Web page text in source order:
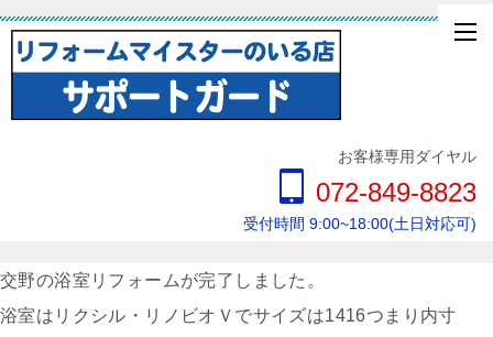
お客様専用ダイヤル
072-849-8823
受付時間 9:00~18:00(土日対応可)
交野の浴室リフォームが完了しました。
浴室はリクシル・リノビオＶでサイズは1416つまり内寸